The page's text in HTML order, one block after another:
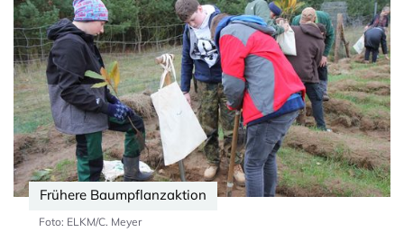
Frühere Baumpflanzaktion
Foto: ELKM/C. Meyer